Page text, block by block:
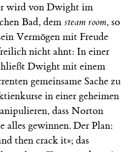
wird von Dwight im
Bad, dem steam room, so
Vermögen mit Freude
nicht ahnt: In einer
Dwight mit einem
gemeinsame Sache zu
in einer geheimen
dass Norton
alles gewinnen. Der Plan:
then crack it»; das